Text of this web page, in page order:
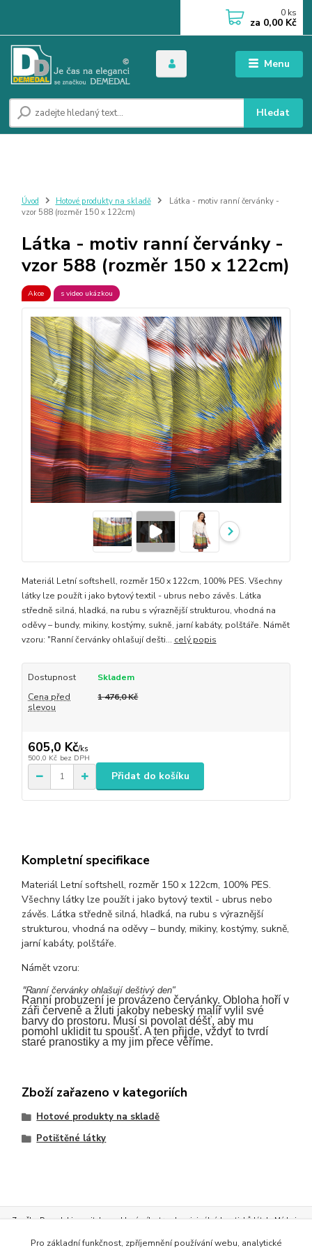
Menu
Hledat
0 ks
za 0,00 Kč
Úvod Hotové produkty na skladě
Látka - motiv ranní červánky -
vzor 588 (rozměr 150 x 122cm)
Látka - motiv ranní červánky -
vzor 588 (rozměr 150 x 122cm)
Akce s video ukázkou
Materiál Letní softshell, rozměr 150 x 122cm, 100% PES. Všechny
látky lze použít i jako bytový textil - ubrus nebo závěs. Látka
středně silná, hladká, na rubu s výraznější strukturou, vhodná na
oděvy – bundy, mikiny, kostýmy, sukně, jarní kabáty, polštáře. Námět
vzoru: "Ranní červánky ohlašují dešti... celý popis
Dostupnost
Skladem
Cena před
slevou
1 476,0 Kč
605,0 Kč/ks
500,0 Kč bez DPH
Přidat do košíku
Kompletní specifikace
Materiál Letní softshell, rozměr 150 x 122cm, 100% PES.
Všechny látky lze použít i jako bytový textil - ubrus nebo
závěs. Látka středně silná, hladká, na rubu s výraznější
strukturou, vhodná na oděvy – bundy, mikiny, kostýmy, sukně,
jarní kabáty, polštáře.
Námět vzoru:
"Ranní červánky ohlašují deštivý den"
Ranní probuzení je provázeno červánky. Obloha hoří v
záři červeně a žluti jakoby nebeský malíř vylil své
barvy do prostoru. Musí si povolat déšť, aby mu
pomohl uklidit tu spoušť. A ten přijde, vždyť to tvrdí
staré pranostiky a my jim přece věříme.
Zboží zařazeno v kategoriích
Hotové produkty na skladě
Potištěné látky
Značka Demedal je nositelem exkluzívního trendu originálních potisků látek.Móda je
i pracovního stylu. Vždy nejlépe padne oděv, který se nechá na míru ušít. Originálním
Pro základní funkčnost, zpříjemnění používání webu, analytické